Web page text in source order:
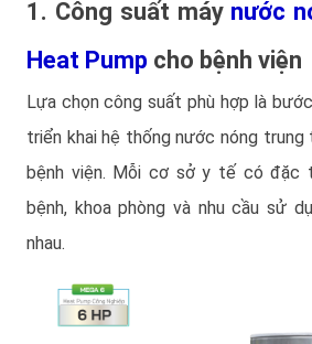
1. Công suất máy nước
Heat Pump cho bệnh viện
Lựa chọn công suất phù hợp là
triển khai hệ thống nước nóng
bệnh viện. Mỗi cơ sở y tế có đặc
bệnh, khoa phòng và nhu cầu sử
nhau.